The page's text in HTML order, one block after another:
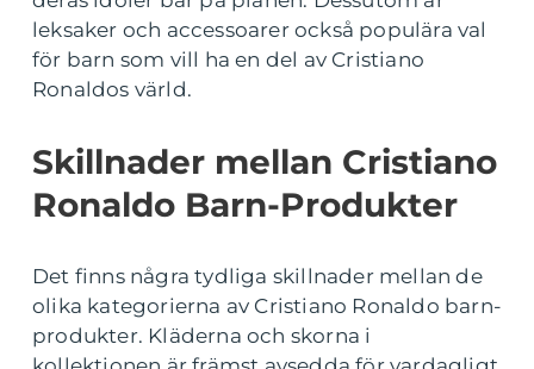
leksaker och accessoarer också populära val
för barn som vill ha en del av Cristiano
Ronaldos värld.
Skillnader mellan Cristiano
Ronaldo Barn-Produkter
Det finns några tydliga skillnader mellan de
olika kategorierna av Cristiano Ronaldo barn-
produkter. Kläderna och skorna i